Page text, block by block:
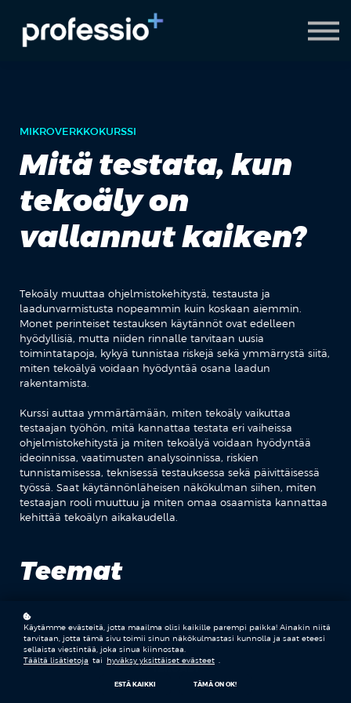
AI Coach
Pyydä demo
MIKROVERKKOKURSSI
Mitä testata, kun
tekoäly on
vallannut kaiken?
Tekoäly muuttaa ohjelmistokehitystä, testausta ja
laadunvarmistusta nopeammin kuin koskaan aiemmin.
Monet perinteiset testauksen käytännöt ovat edelleen
hyödyllisiä, mutta niiden rinnalle tarvitaan uusia
toimintatapoja, kykyä tunnistaa riskejä sekä ymmärrystä siitä,
miten tekoälyä voidaan hyödyntää osana laadun
rakentamista.
Kurssi auttaa ymmärtämään, miten tekoäly vaikuttaa
testaajan työhön, mitä kannattaa testata eri vaiheissa
ohjelmistokehitystä ja miten tekoälyä voidaan hyödyntää
ideoinnissa, vaatimusten analysoinnissa, riskien
tunnistamisessa, teknisessä testauksessa sekä päivittäisessä
työssä. Saat käytännönläheisen näkökulman siihen, miten
testaajan rooli muuttuu ja miten omaa osaamista kannattaa
kehittää tekoälyn aikakaudella.
Teemat
OHJELMISTOTESTAUS
Käytämme evästeitä, jotta maailma olisi kaikille parempi paikka! Ainakin niitä
tarvitaan, jotta tämä sivu toimii sinun näkökulmastasi kunnolla ja saat eteesi
sellaista viestintää, joka sinua kiinnostaa.
Täältä lisätietoja tai hyväksy yksittäiset evästeet
ESTÄ KAIKKI TÄMÄ ON OK!